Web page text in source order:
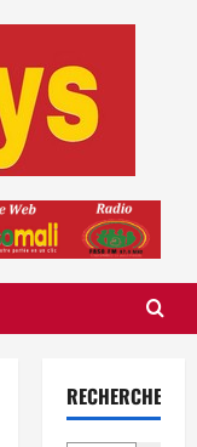
RECHERCHER